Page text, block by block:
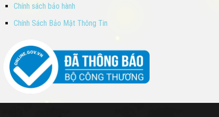
Chính sách bảo hành
Chính Sách Bảo Mật Thông Tin